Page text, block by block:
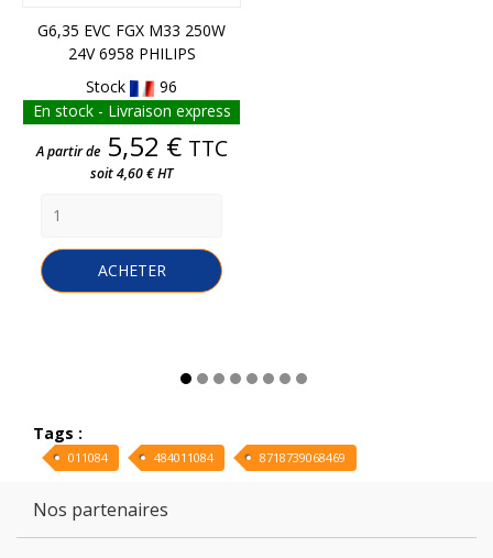
G6,35 EVC FGX M33 250W
24V 6958 PHILIPS
Stock
96
En stock - Livraison express
Prix
A partir de 5,52 € TTC
soit 4,60 € HT
ACHETER
Tags :
011084 484011084 8718739068469
Nos partenaires